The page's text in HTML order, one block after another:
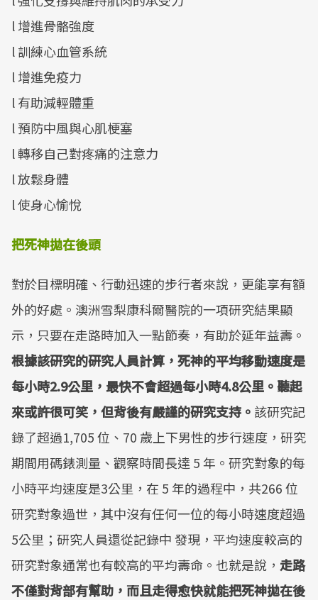
l 增進骨骼強度
l 訓練心血管系統
l 增進免疫力
l 有助減輕體重
l 預防中風與心肌梗塞
l 轉移自己對疼痛的注意力
l 放鬆身體
l 使身心愉悅
把死神拋在後頭
對於目標明確、行動迅速的步行者來說，更能享有額
外的好處。澳洲雪梨康科爾醫院的一項研究結果顯
示，只要在走路時加入一點節奏，有助於延年益壽。
根據該研究的研究人員計算，死神的平均移動速度是
每小時2.9公里，最快不會超過每小時4.8公里。聽起
來或許很可笑，但背後有嚴謹的研究支持。 該研究記
錄了超過1,705 位、70 歲上下男性的步行速度，研究
期間用碼錶測量、觀察時間長達 5 年。研究對象的每
小時平均速度是3公里，在 5 年的過程中，共266 位
研究對象過世，其中沒有任何一位的每小時速度超過
5公里；研究人員還從記錄中 發現，平均速度較高的
研究對象通常也有較高的平均壽命。也就是說， 走路
不僅對背部有幫助，而且走得愈快就能把死神拋在後